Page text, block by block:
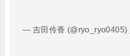
— 吉田伶香 (@ryo_ryo0405)